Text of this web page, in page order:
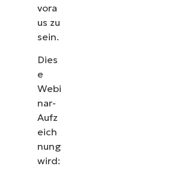
vora
us zu
sein.
Dies
e
Webi
nar-
Aufz
eich
nung
wird: